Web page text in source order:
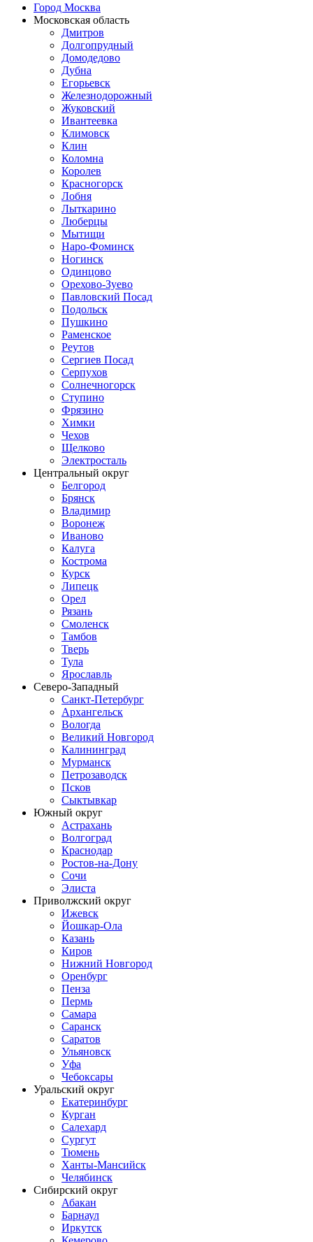
Город Москва
Московская область
Дмитров
Долгопрудный
Домодедово
Дубна
Егорьевск
Железнодорожный
Жуковский
Ивантеевка
Климовск
Клин
Коломна
Королев
Красногорск
Лобня
Лыткарино
Люберцы
Мытищи
Наро-Фоминск
Ногинск
Одинцово
Орехово-Зуево
Павловский Посад
Подольск
Пушкино
Раменское
Реутов
Сергиев Посад
Серпухов
Солнечногорск
Ступино
Фрязино
Химки
Чехов
Щелково
Электросталь
Центральный округ
Белгород
Брянск
Владимир
Воронеж
Иваново
Калуга
Кострома
Курск
Липецк
Орел
Рязань
Смоленск
Тамбов
Тверь
Тула
Ярославль
Северо-Западный
Санкт-Петербург
Архангельск
Вологда
Великий Новгород
Калининград
Мурманск
Петрозаводск
Псков
Сыктывкар
Южный округ
Астрахань
Волгоград
Краснодар
Ростов-на-Дону
Сочи
Элиста
Приволжский округ
Ижевск
Йошкар-Ола
Казань
Киров
Нижний Новгород
Оренбург
Пенза
Пермь
Самара
Саранск
Саратов
Ульяновск
Уфа
Чебоксары
Уральский округ
Екатеринбург
Курган
Салехард
Сургут
Тюмень
Ханты-Мансийск
Челябинск
Сибирский округ
Абакан
Барнаул
Иркутск